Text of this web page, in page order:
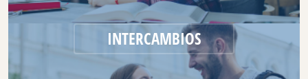
INTERCAMBIOS